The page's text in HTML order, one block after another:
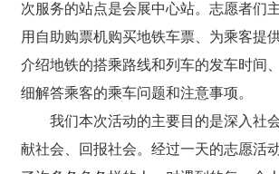
次服务的站点是会展中心站。志愿者们
用自助购票机购买地铁车票、为乘客提
介绍地铁的搭乘路线和列车的发车时间
细解答乘客的乘车问题和注意事项。
我们本次活动的主要目的是深入社
献社会、回报社会。 经过一天的志愿活